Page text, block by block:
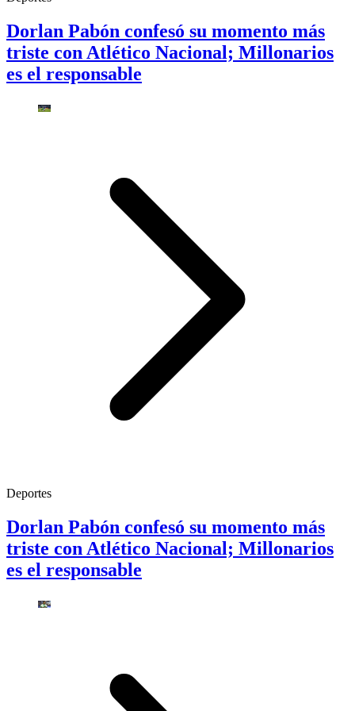
Dorlan Pabón confesó su momento más
triste con Atlético Nacional; Millonarios
es el responsable
Deportes
Dorlan Pabón confesó su momento más
triste con Atlético Nacional; Millonarios
es el responsable